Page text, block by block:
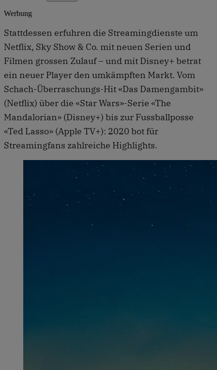
Werbung
Stattdessen erfuhren die Streamingdienste um
Netflix, Sky Show & Co. mit neuen Serien und
Filmen grossen Zulauf – und mit Disney+ betrat
ein neuer Player den umkämpften Markt. Vom
Schach-Überraschungs-Hit «Das Damengambit»
(Netflix) über die «Star Wars»-Serie «The
Mandalorian» (Disney+) bis zur Fussballposse
«Ted Lasso» (Apple TV+): 2020 bot für
Streamingfans zahlreiche Highlights.